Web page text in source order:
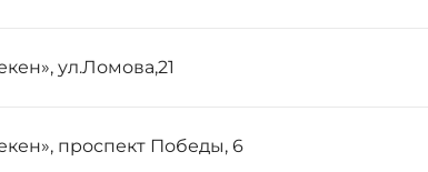
ул.Ломова,21
проспект Победы, 6